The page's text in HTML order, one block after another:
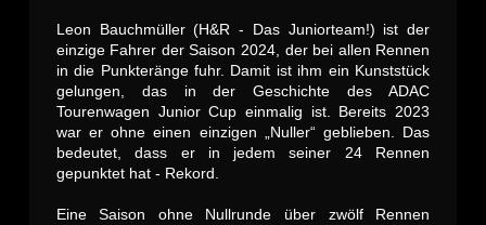
Leon Bauchmüller (H&R - Das Juniorteam!) ist der
einzige Fahrer der Saison 2024, der bei allen Rennen
in die Punkteränge fuhr. Damit ist ihm ein Kunststück
gelungen, das in der Geschichte des ADAC
Tourenwagen Junior Cup einmalig ist. Bereits 2023
war er ohne einen einzigen „Nuller“ geblieben. Das
bedeutet, dass er in jedem seiner 24 Rennen
gepunktet hat - Rekord.
Eine Saison ohne Nullrunde über zwölf Rennen